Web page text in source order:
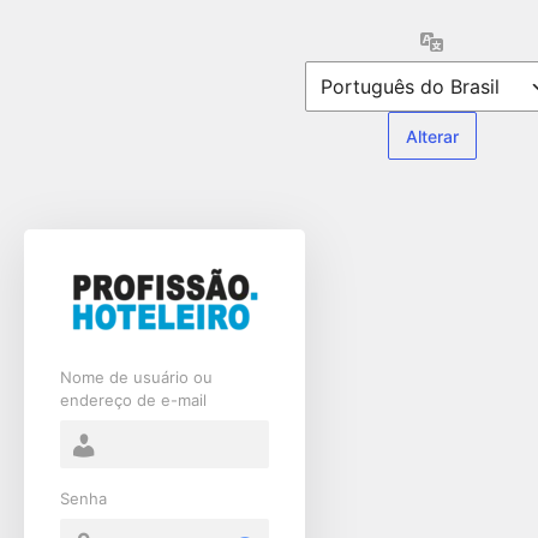
Nome de usuário ou
endereço de e-mail
Senha
Idioma